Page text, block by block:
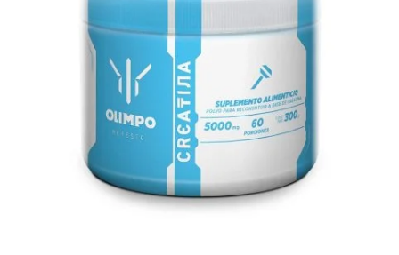
Hefesto forjando los músculos del olimpo, es Creatina
100% pura, 5 gramos por servicio digna para destruir los
entrenamientos honorables de los dioses del olimpo.
¡Aliméntate como los dioses y gana tu lugar junto al dios
máximo del Olimpo!
Creatina monohidrata 100%
Sin rellenos
60 Servicios de 5g
Sin colorantes